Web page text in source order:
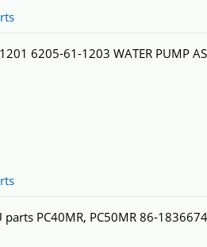
6205-61-1203 WATER PUMP
parts PC40MR, PC50MR 86-